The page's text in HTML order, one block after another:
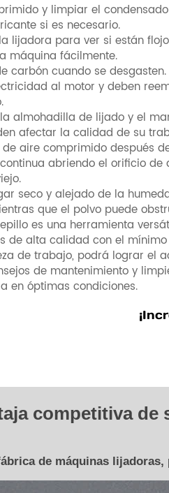
y limpiar el
si es necesario.
lijadora para ver si están
máquina fácilmente.
carbón cuando se
al motor y deben
almohadilla de lijado y el
afectar la calidad de su
aire comprimido después
abriendo el orificio
seco y alejado de la
que el polvo puede
es una herramienta
de alta calidad con el
de trabajo, podrá lograr el
de mantenimiento y
en óptimas condiciones.
competitiva
de máquinas